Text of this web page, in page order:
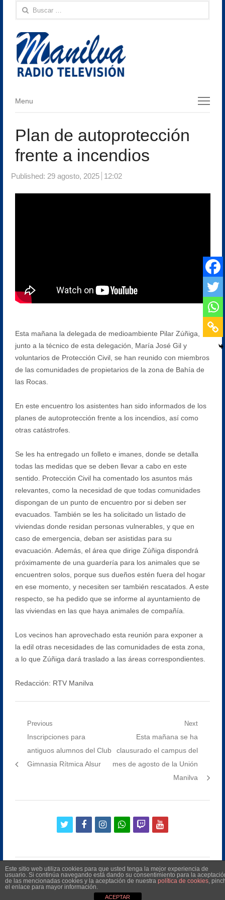
Buscar:
Menu
Menu
Plan de autoprotección
frente a incendios
Published: 29 agosto, 2025 12:02
Esta mañana la delegada de medioambiente Pilar Zúñiga,
junto a la técnico de esta delegación, María José Gil y
voluntarios de Protección Civil, se han reunido con miembros
de las comunidades de propietarios de la zona de Bahía de
las Rocas.
En este encuentro los asistentes han sido informados de los
planes de autoprotección frente a los incendios, así como
otras catástrofes.
Se les ha entregado un folleto e imanes, donde se detalla
todas las medidas que se deben llevar a cabo en este
sentido. Protección Civil ha comentado los asuntos más
relevantes, como la necesidad de que todas comunidades
dispongan de un punto de encuentro por si deben ser
evacuados. También se les ha solicitado un listado de
viviendas donde residan personas vulnerables, y que en
caso de emergencia, deban ser asistidas para su
evacuación. Además, el área que dirige Zúñiga dispondrá
próximamente de una guardería para los animales que se
encuentren solos, porque sus dueños estén fuera del hogar
en ese momento, y necesiten ser también rescatados. A este
respecto, se ha pedido que se informe al ayuntamiento de
las viviendas en las que haya animales de compañía.
Los vecinos han aprovechado esta reunión para exponer a
la edil otras necesidades de las comunidades de esta zona,
a lo que Zúñiga dará traslado a las áreas correspondientes.
Redacción: RTV Manilva
Navegación
entradas
Previous
Previous
post:
Inscripciones para
antiguos alumnos del Club
Gimnasia Rítmica Alsur
Next
Next
post:
Esta mañana se ha
clausurado el campus del
mes de agosto de la Unión
Manilva
twitterfacebookinstagramwhatsapp
twitchyoutube
©2026 Radio Televisión Municipal de Manilva
Este sitio web utiliza cookies para que usted tenga la mejor experiencia de
usuario. Si continúa navegando está dando su consentimiento para la
de las mencionadas cookies y la aceptación de nuestra política de cookies,
el enlace para mayor información.
ACEPTAR